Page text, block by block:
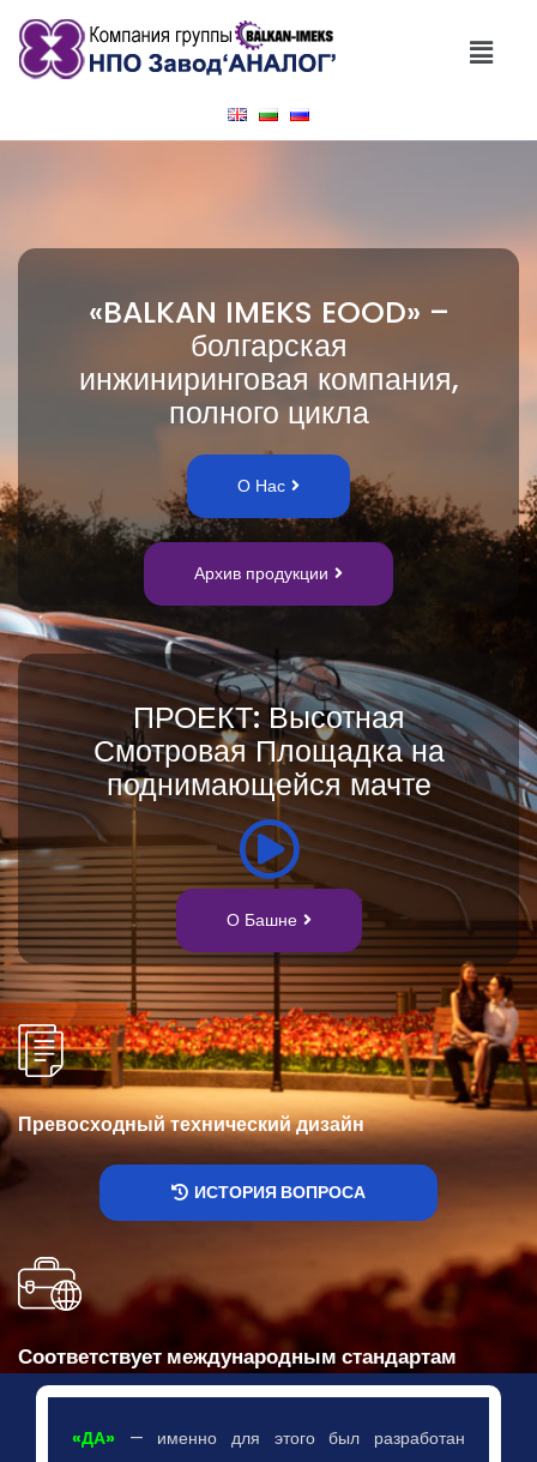
«BALKAN IMEKS EOOD» –
болгарская
инжиниринговая компания,
полного цикла
О Нас
Архив продукции
ПРОЕКТ: Высотная
Смотровая Площадка на
поднимающейся мачте
О Башне
Превосходный технический дизайн
ИСТОРИЯ ВОПРОСА
Соответствует международным стандартам
«ДА» — именно для этого был разработан